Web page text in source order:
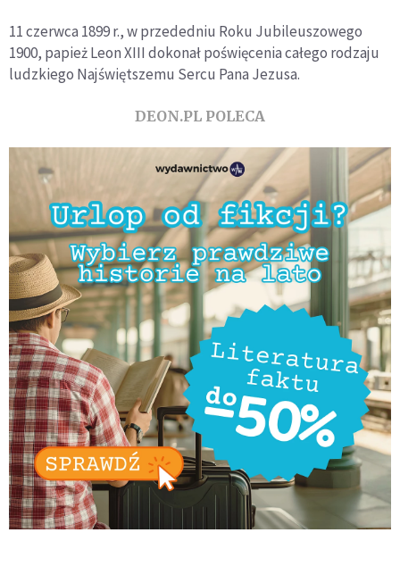
11 czerwca 1899 r., w przededniu Roku Jubileuszowego
1900, papież Leon XIII dokonał poświęcenia całego rodzaju
ludzkiego Najświętszemu Sercu Pana Jezusa.
DEON.PL POLECA